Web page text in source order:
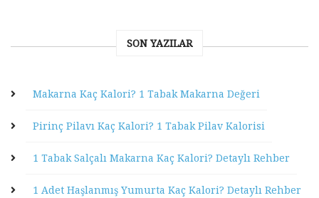
SON YAZILAR
Makarna Kaç Kalori? 1 Tabak Makarna Değeri
Pirinç Pilavı Kaç Kalori? 1 Tabak Pilav Kalorisi
1 Tabak Salçalı Makarna Kaç Kalori? Detaylı Rehber
1 Adet Haşlanmış Yumurta Kaç Kalori? Detaylı Rehber